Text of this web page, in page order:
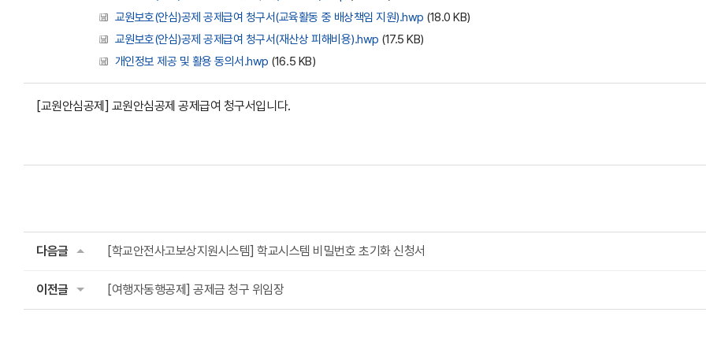
교원보호(안심)공제 공제급여 청구서(교육활동 중 배상책임 지원).hwp (18.0 KB)
교원보호(안심)공제 공제급여 청구서(재산상 피해비용).hwp (17.5 KB)
개인정보 제공 및 활용 동의서.hwp (16.5 KB)
[교원안심공제] 교원안심공제 공제급여 청구서입니다.
다음글 [학교안전사고보상지원시스템] 학교시스템 비밀번호 초기화 신청서
이전글 [여행자동행공제] 공제금 청구 위임장